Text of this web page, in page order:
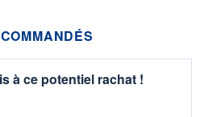
à ce potentiel rachat !